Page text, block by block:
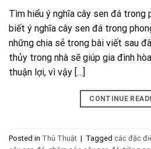
Tìm hiểu ý nghĩa cây sen đá trong
biết ý nghĩa cây sen đá trong
những chia sẻ trong bài viết sau
thủy trong nhà sẽ giúp gia đình
thuận lợi, vì vậy […]
CONTINUE
Posted in Thủ Thuật | Tagged các đặc